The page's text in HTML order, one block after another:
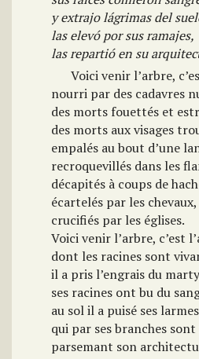
y extrajo lágrimas del
las elevó por sus ramajes,
las repartió en su
Voici venir l’arbre,
nourri par des cadavres
des morts fouettés et
des morts aux visages
empalés au bout d’une
recroquevillés dans les
décapités à coups de
écartelés par les chevaux,
crucifiés par les églises.
Voici venir l’arbre, c’est
dont les racines sont
il a pris l’engrais du
ses racines ont bu du
au sol il a puisé ses larmes
qui par ses branches
parsemant son